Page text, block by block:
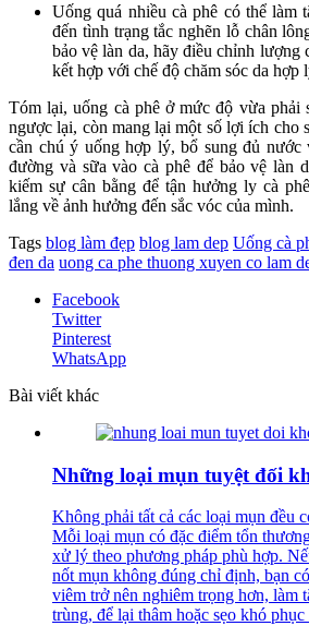
Uống quá nhiều cà phê có thể làm
đến tình trạng tắc nghẽn lỗ chân
bảo vệ làn da, hãy điều chỉnh lượng
kết hợp với chế độ chăm sóc da hợp
Tóm lại, uống cà phê ở mức độ vừa phải
ngược lại, còn mang lại một số lợi ích cho
cần chú ý uống hợp lý, bổ sung đủ nước
đường và sữa vào cà phê để bảo vệ làn
kiếm sự cân bằng để tận hưởng ly cà
lắng về ảnh hưởng đến sắc vóc của mình.
Tags blog làm đẹp blog lam dep Uống cà
đen da uong ca phe thuong xuyen co lam
Facebook
Twitter
Pinterest
WhatsApp
Bài viết khác
Những loại mụn tuyệt đối
Không phải tất cả các loại mụn đều
Mỗi loại mụn có đặc điểm tổn
xử lý theo phương pháp phù hợp.
nốt mụn không đúng chỉ định, bạn
viêm trở nên nghiêm trọng hơn, làm
trùng, để lại thâm hoặc sẹo khó phục